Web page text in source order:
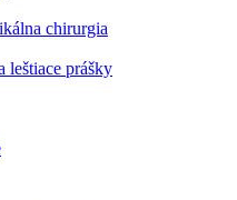
chirurgia
leštiace prášky